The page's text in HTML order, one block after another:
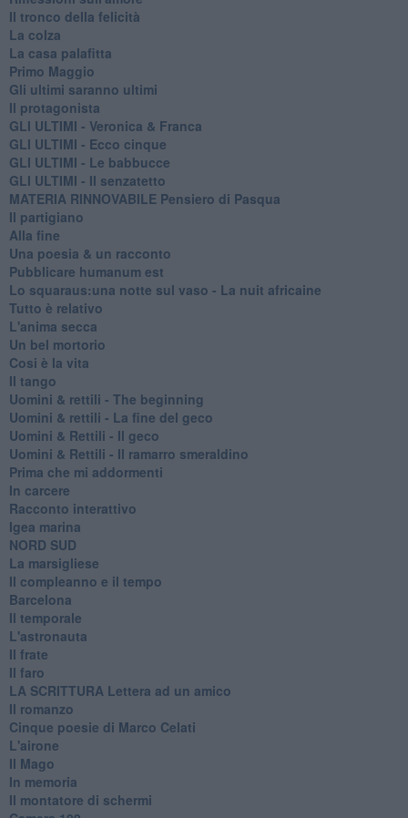
Il tronco della felicità
La colza
La casa palafitta
Primo Maggio
Gli ultimi saranno ultimi
Il protagonista
GLI ULTIMI - Veronica & Franca
GLI ULTIMI - Ecco cinque
GLI ULTIMI - Le babbucce
GLI ULTIMI - Il senzatetto
MATERIA RINNOVABILE Pensiero di Pasqua
Il partigiano
Alla fine
Una poesia & un racconto
Pubblicare humanum est
Lo squaraus:una notte sul vaso - La nuit africaine
Tutto è relativo
L'anima secca
Un bel mortorio
Cosi è la vita
Il tango
​Uomini & rettili - The beginning
​Uomini & rettili - La fine del geco
Uomini & Rettili - Il geco
Uomini & Rettili - Il ramarro smeraldino
Prima che mi addormenti
In carcere
Racconto interattivo
Igea marina
​NORD SUD
La marsigliese
Il compleanno e il tempo
Barcelona
Il temporale
L'astronauta
Il frate
Il faro
​LA SCRITTURA Lettera ad un amico
Il romanzo
Cinque poesie di Marco Celati
L'airone
Il Mago
In memoria
Il montatore di schermi